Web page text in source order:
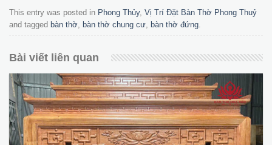
This entry was posted in Phong Thủy, Vị Trí Đặt Bàn Thờ Phong Thuỷ
and tagged bàn thờ bàn thờ chung cư bàn thờ đứng
Bài viết liên quan